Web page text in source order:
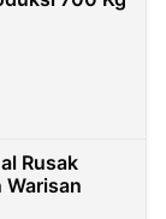
Rusak
Warisan